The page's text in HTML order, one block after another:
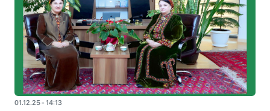
01.12.25 - 14:13